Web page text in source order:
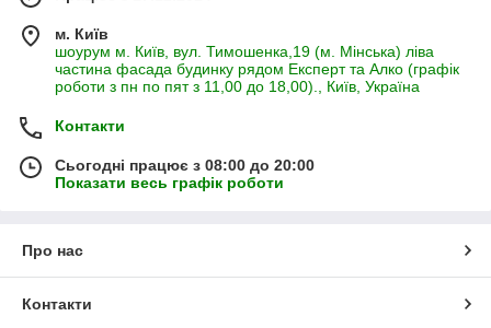
м. Київ
шоурум м. Київ, вул. Тимошенка,19 (м. Мінська) ліва
частина фасада будинку рядом Експерт та Алко (графік
роботи з пн по пят з 11,00 до 18,00)., Київ, Україна
Контакти
Сьогодні працює з 08:00 до 20:00
Показати весь графік роботи
Про нас
Контакти